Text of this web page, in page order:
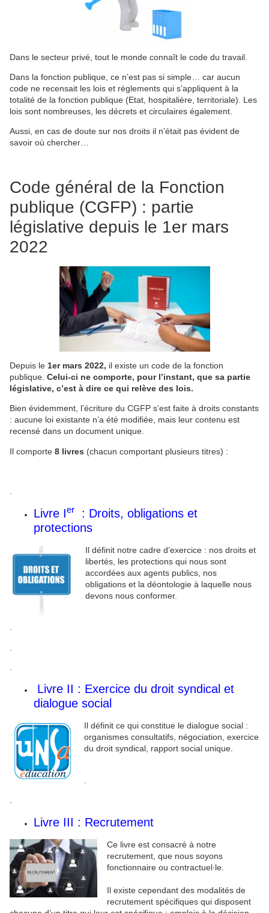
Dans le secteur privé, tout le monde connaît le code du travail.
Dans la fonction publique, ce n’est pas si simple… car aucun
code ne recensait les lois et règlements qui s’appliquent à la
totalité de la fonction publique (Etat, hospitalière, territoriale). Les
lois sont nombreuses, les décrets et circulaires également.
Aussi, en cas de doute sur nos droits il n’était pas évident de
savoir où chercher…
Code général de la Fonction
publique (CGFP) : partie
législative depuis le 1er mars
2022
Depuis le 1er mars 2022, il existe un code de la fonction
publique. Celui-ci ne comporte, pour l’instant, que sa partie
législative, c’est à dire ce qui relève des lois.
Bien évidemment, l’écriture du CGFP s’est faite à droits constants
: aucune loi existante n’a été modifiée, mais leur contenu est
recensé dans un document unique.
Il comporte 8 livres (chacun comportant plusieurs titres) :
.
Livre Ier
: Droits, obligations et
protections
Il définit notre cadre d’exercice : nos droits et
libertés, les protections qui nous sont
accordées aux agents publics, nos
obligations et la déontologie à laquelle nous
devons nous conformer.
.
Livre II : Exercice du droit syndical et
dialogue social
Il définit ce qui constitue le dialogue social :
organismes consultatifs, négociation, exercice
du droit syndical, rapport social unique.
.
Livre III : Recrutement
Ce livre est consacré à notre
recrutement, que nous soyons
fonctionnaire ou contractuel∙le.
Il existe cependant des modalités de
recrutement spécifiques qui disposent